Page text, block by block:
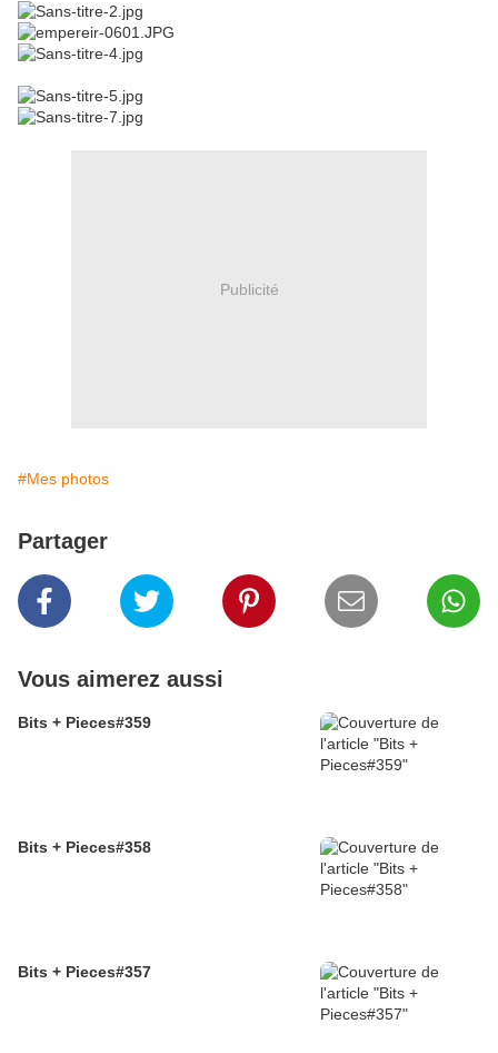
Publicité
#Mes photos
Partager
Vous aimerez aussi
Bits + Pieces#359
Bits + Pieces#358
Bits + Pieces#357